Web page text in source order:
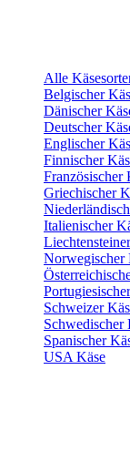
Alle
Belgischer
Dänischer
Deutscher
Englischer
Finnischer
Französischer
Griechischer
Italienischer
Norwegischer
Schweizer
Schwedischer
Spanischer
USA Käse